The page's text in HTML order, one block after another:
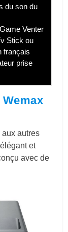
du son du
Venter
Stick ou
français
prise
aux autres
et
avec de